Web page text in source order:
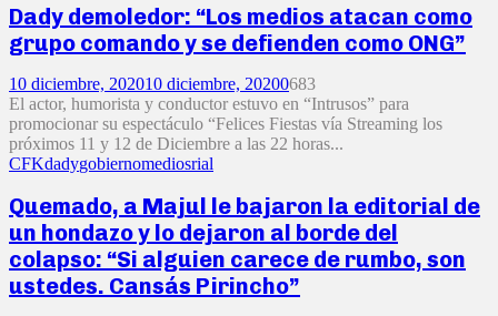
Dady demoledor: “Los medios atacan como
grupo comando y se defienden como ONG”
10 diciembre, 202010 diciembre, 20200683
El actor, humorista y conductor estuvo en “Intrusos” para
promocionar su espectáculo “Felices Fiestas vía Streaming los
próximos 11 y 12 de Diciembre a las 22 horas...
CFKdadygobiernomediosrial
Quemado, a Majul le bajaron la editorial de
un hondazo y lo dejaron al borde del
colapso: “Si alguien carece de rumbo, son
ustedes. Cansás Pirincho”